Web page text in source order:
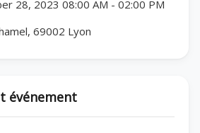
28, 2023 08:00 AM - 02:00 PM
69002 Lyon
événement